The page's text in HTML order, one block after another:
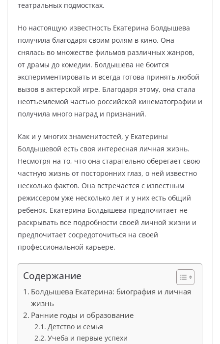
театральных подмостках.
Но настоящую известность Екатерина Болдышева
получила благодаря своим ролям в кино. Она
снялась во множестве фильмов различных жанров,
от драмы до комедии. Болдышева не боится
экспериментировать и всегда готова принять любой
вызов в актерской игре. Благодаря этому, она стала
неотъемлемой частью российской кинематографии и
получила много наград и признаний.
Как и у многих знаменитостей, у Екатерины
Болдышевой есть своя интересная личная жизнь.
Несмотря на то, что она старательно оберегает свою
частную жизнь от посторонних глаз, о ней известно
несколько фактов. Она встречается с известным
режиссером уже несколько лет и у них есть общий
ребенок. Екатерина Болдышева предпочитает не
раскрывать все подробности своей личной жизни и
предпочитает сосредоточиться на своей
профессиональной карьере.
Содержание
Болдышева Екатерина: биография и личная
жизнь
Ранние годы и образование
Детство и семья
Учеба и первые успехи